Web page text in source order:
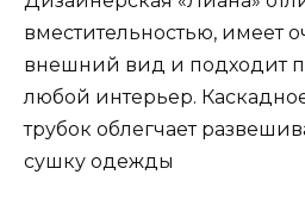
вместительностью, имеет
внешний вид и подходит
любой интерьер.
трубок облегчает
сушку одежды